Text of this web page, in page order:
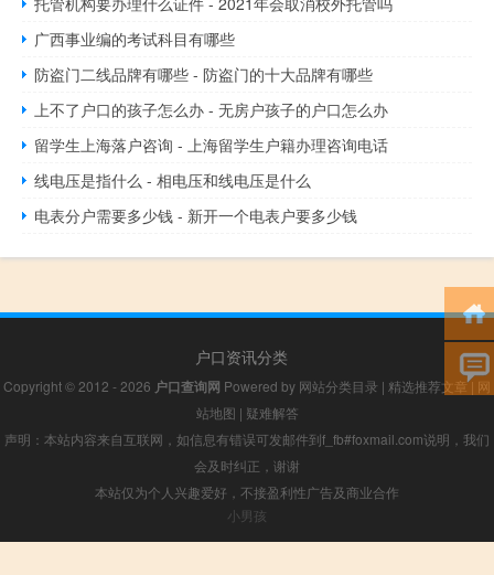
广西事业编的考试科目有哪些
防盗门二线品牌有哪些 - 防盗门的十大品牌有哪些
上不了户口的孩子怎么办 - 无房户孩子的户口怎么办
留学生上海落户咨询 - 上海留学生户籍办理咨询电话
线电压是指什么 - 相电压和线电压是什么
电表分户需要多少钱 - 新开一个电表户要多少钱
户口资讯分类
Copyright © 2012 - 2026 户口查询网 Powered by 网站分类目录 | 精选推荐文章| 网
站地图 | 疑难解答
声明：本站内容来自互联网，如信息有错误可发邮件到f_fb#foxmail.com说明，我们
会及时纠正，谢谢
本站仅为个人兴趣爱好，不接盈利性广告及商业合作
小男孩